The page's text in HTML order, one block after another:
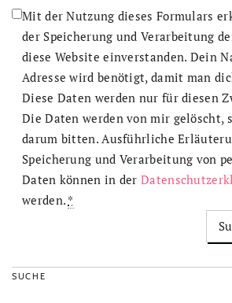
Mit der Nutzung dieses Formulars
der Speicherung und Verarbeitung
diese Website einverstanden. Dein
Adresse wird benötigt, damit man
Diese Daten werden nur für diesen
Die Daten werden von mir gelöscht,
darum bitten. Ausführliche
Speicherung und Verarbeitung von
Daten können in der
werden. *
SUCHE